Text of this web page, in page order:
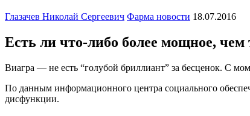
Глазачев Николай Сергеевич Фарма новости 18.07.2016
Есть ли что-либо более мощное, чем
Виагра — не есть “голубой бриллиант” за бесценок. С
По данным информационного центра социального
дисфункции.